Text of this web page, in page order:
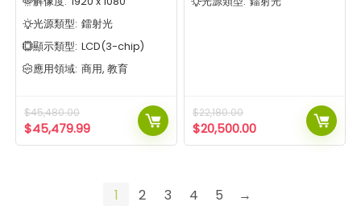
光源類型: 鐳射光
顯示類型: LCD(3-chip)
應用領域: 商用, 教育
$45,480.00
$45,479.99
$22,180.00
$20,500.00
1 2 3 4 5 →